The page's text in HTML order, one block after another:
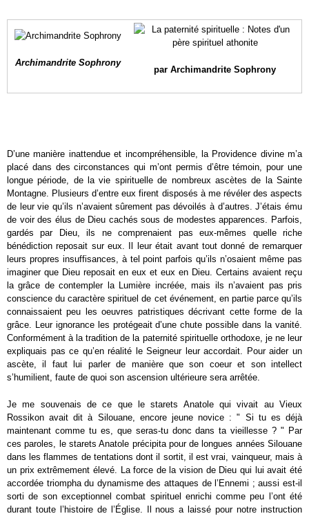
Archimandrite Sophrony
par Archimandrite Sophrony
D’une manière inattendue et incompréhensible, la Providence divine m’a
placé dans des circonstances qui m’ont permis d’être témoin, pour une
longue période, de la vie spirituelle de nombreux ascètes de la Sainte
Montagne. Plusieurs d’entre eux firent disposés à me révéler des aspects
de leur vie qu’ils n’avaient sûrement pas dévoilés à d’autres. J’étais ému
de voir des élus de Dieu cachés sous de modestes apparences. Parfois,
gardés par Dieu, ils ne comprenaient pas eux-mêmes quelle riche
bénédiction reposait sur eux. Il leur était avant tout donné de remarquer
leurs propres insuffisances, à tel point parfois qu’ils n’osaient même pas
imaginer que Dieu reposait en eux et eux en Dieu. Certains avaient reçu
la grâce de contempler la Lumière incréée, mais ils n’avaient pas pris
conscience du caractère spirituel de cet événement, en partie parce qu’ils
connaissaient peu les oeuvres patristiques décrivant cette forme de la
grâce. Leur ignorance les protégeait d’une chute possible dans la vanité.
Conformément à la tradition de la paternité spirituelle orthodoxe, je ne leur
expliquais pas ce qu’en réalité le Seigneur leur accordait. Pour aider un
ascète, il faut lui parler de manière que son coeur et son intellect
s’humilient, faute de quoi son ascension ultérieure sera arrêtée.
Je me souvenais de ce que le starets Anatole qui vivait au Vieux
Rossikon avait dit à Silouane, encore jeune novice : " Si tu es déjà
maintenant comme tu es, que seras-tu donc dans ta vieillesse ? " Par
ces paroles, le starets Anatole précipita pour de longues années Silouane
dans les flammes de tentations dont il sortit, il est vrai, vainqueur, mais à
un prix extrêmement élevé. La force de la vision de Dieu qui lui avait été
accordée triompha du dynamisme des attaques de l’Ennemi ; aussi est-il
sorti de son exceptionnel combat spirituel enrichi comme peu l’ont été
durant toute l’histoire de l’Église. Il nous a laissé pour notre instruction